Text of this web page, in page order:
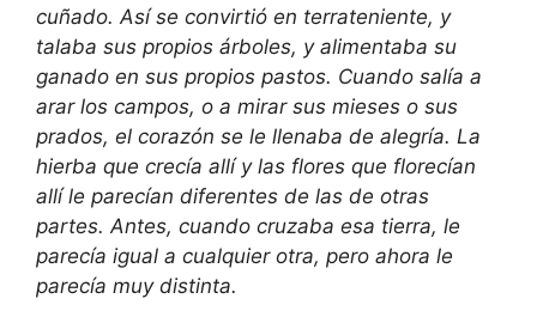
cuñado. Así se convirtió en terrateniente, y
talaba sus propios árboles, y alimentaba su
ganado en sus propios pastos. Cuando salía a
arar los campos, o a mirar sus mieses o sus
prados, el corazón se le llenaba de alegría. La
hierba que crecía allí y las flores que florecían
allí le parecían diferentes de las de otras
partes. Antes, cuando cruzaba esa tierra, le
parecía igual a cualquier otra, pero ahora le
parecía muy distinta.